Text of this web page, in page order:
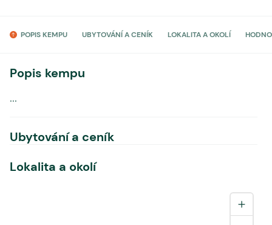
POPIS KEMPU UBYTOVÁNÍ A CENÍK LOKALITA A OKOLÍ
Popis kempu
...
Ubytování a ceník
Lokalita a okolí